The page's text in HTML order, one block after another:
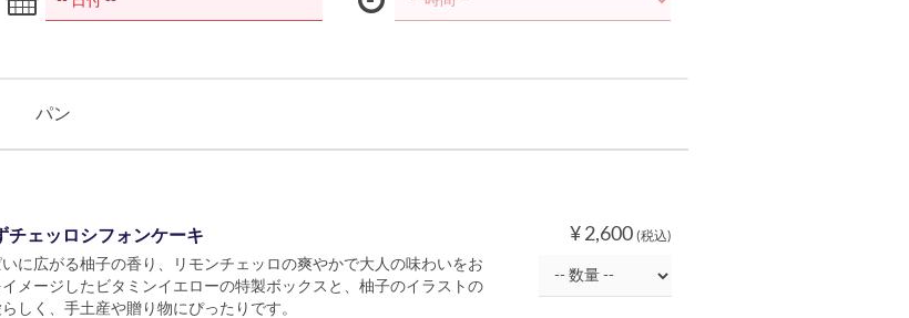
パン
¥ 2,600 (税込)
チェッロシフォンケーキ
に広がる柚子の香り、リモンチェッロの爽やかで大人の味わいをお
メージしたビタミンイエローの特製ボックスと、柚子のイラストの
しく、手土産や贈り物にぴったりです。